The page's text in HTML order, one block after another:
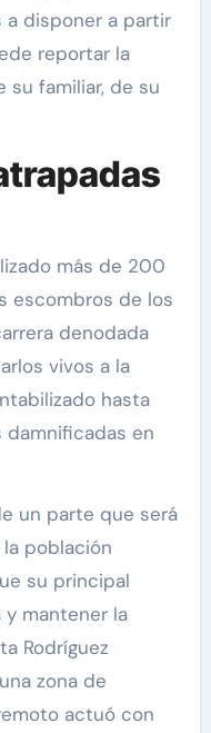
disponer a partir
reportar la
su familiar, de su
más de 200
escombros de los
denodada
vivos a la
hasta
damnificadas en
un parte que será
población
su principal
mantener la
Rodríguez
zona de
actuó con